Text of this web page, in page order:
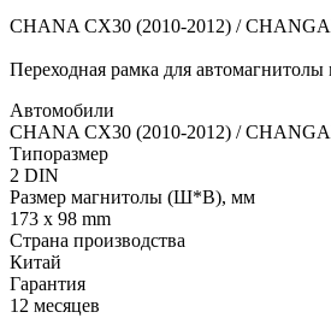
CHANA CX30 (2010-2012) /
Переходная рамка для
Автомобили
CHANA CX30 (2010-2012) /
Типоразмер
2 DIN
Размер магнитолы (Ш*В), мм
173 x 98 mm
Страна производства
Китай
Гарантия
12 месяцев